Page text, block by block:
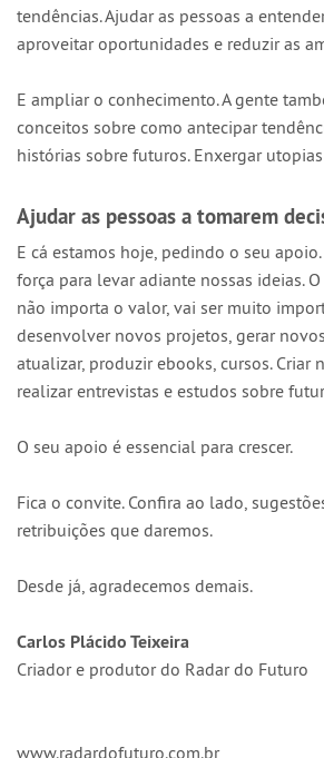
tendências. Ajudar as pessoas a
aproveitar oportunidades e reduzir as
E ampliar o conhecimento. A gente
conceitos sobre como antecipar
histórias sobre futuros. Enxergar
Ajudar as pessoas a tomarem
E cá estamos hoje, pedindo o seu
força para levar adiante nossas ideias.
não importa o valor, vai ser muito
desenvolver novos projetos, gerar
atualizar, produzir ebooks, cursos. Criar
realizar entrevistas e estudos sobre
O seu apoio é essencial para crescer.
Fica o convite. Confira ao lado,
retribuições que daremos.
Desde já, agradecemos demais.
Carlos Plácido Teixeira
Criador e produtor do Radar do Futuro
www.radardofuturo.com.br